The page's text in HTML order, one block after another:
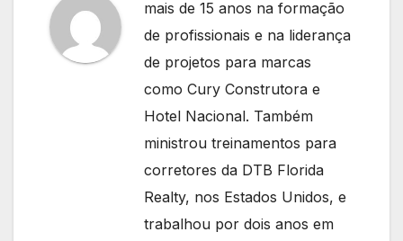
mais de 15 anos na formação
de profissionais e na liderança
de projetos para marcas
como Cury Construtora e
Hotel Nacional. Também
ministrou treinamentos para
corretores da DTB Florida
Realty, nos Estados Unidos, e
trabalhou por dois anos em